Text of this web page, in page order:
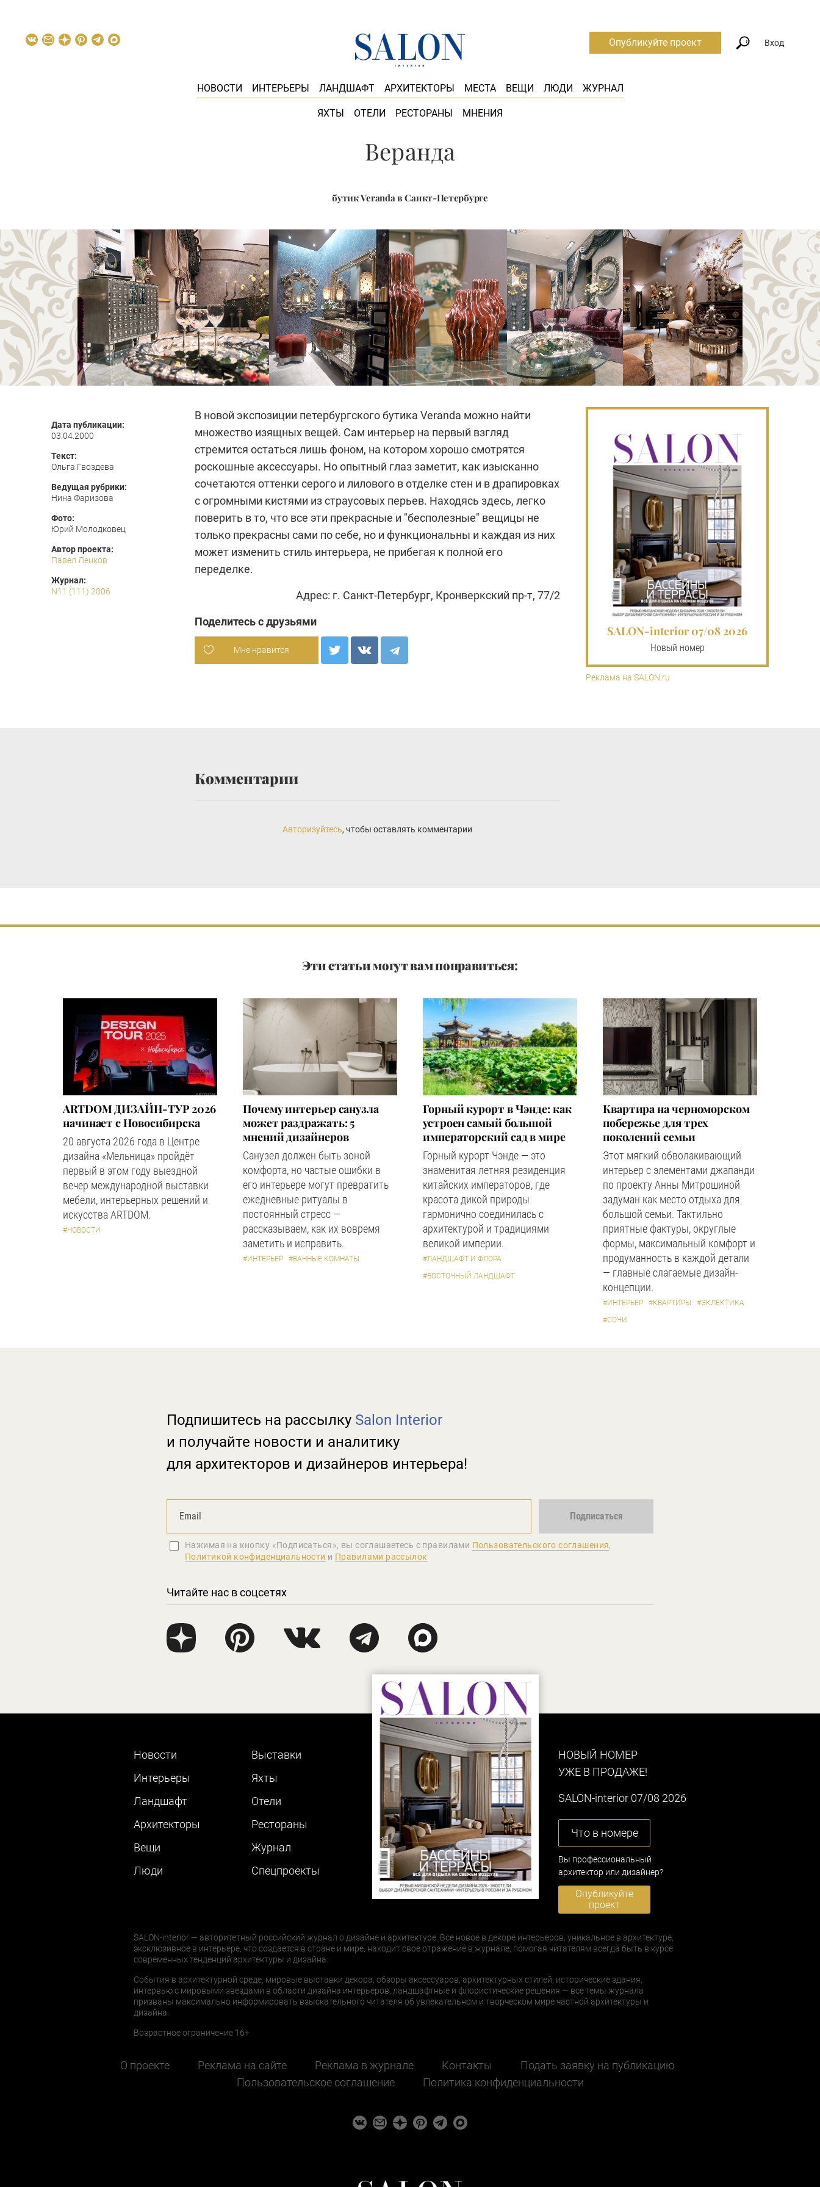
НОВОСТИ ИНТЕРЬЕРЫ ЛАНДШАФТ АРХИТЕКТОРЫ МЕСТА ВЕЩИ ЛЮДИ ЖУРНАЛ
ЯХТЫ ОТЕЛИ РЕСТОРАНЫ МНЕНИЯ
Опубликуйте проект Вход
Веранда
бутик Veranda в Санкт-Петербурге
Дата публикации:
03.04.2000
Текст:
Ольга Гвоздева
Ведущая рубрики:
Нина Фаризова
Фото:
Юрий Молодковец
Автор проекта:
Павел Ленков
Журнал:
N11 (111) 2006
В новой экспозиции петербургского бутика Veranda можно найти
множество изящных вещей. Сам интерьер на первый взгляд
стремится остаться лишь фоном, на котором хорошо смотрятся
роскошные аксессуары. Но опытный глаз заметит, как изысканно
сочетаются оттенки серого и лилового в отделке стен и в драпировках
с огромными кистями из страусовых перьев. Находясь здесь, легко
поверить в то, что все эти прекрасные и "бесполезные" вещицы не
только прекрасны сами по себе, но и функциональны и каждая из них
может изменить стиль интерьера, не прибегая к полной его
переделке.
Адрес: г. Санкт-Петербург, Кронверкский пр-т, 77/2
Поделитесь с друзьями
Мне нравится
SALON-interior 07/08 2026
Новый номер
Реклама на SALON.ru
Комментарии
Авторизуйтесь, чтобы оставлять комментарии
Эти статьи могут вам понравиться:
ARTDOM ДИЗАЙН-ТУР 2026
начинает с Новосибирска
20 августа 2026 года в Центре
дизайна «Мельница» пройдёт
первый в этом году выездной
вечер международной выставки
мебели, интерьерных решений и
искусства ARTDOM.
#НОВОСТИ
Почему интерьер санузла
может раздражать: 5
мнений дизайнеров
Санузел должен быть зоной
комфорта, но частые ошибки в
его интерьере могут превратить
ежедневные ритуалы в
постоянный стресс —
рассказываем, как их вовремя
заметить и исправить.
#ИНТЕРЬЕР #ВАННЫЕ КОМНАТЫ
Горный курорт в Чэнде: как
устроен самый большой
императорский сад в мире
Горный курорт Чэнде — это
знаменитая летняя резиденция
китайских императоров, где
красота дикой природы
гармонично соединилась с
архитектурой и традициями
великой империи.
#ЛАНДШАФТ И ФЛОРА
#ВОСТОЧНЫЙ ЛАНДШАФТ
Квартира на черноморском
побережье для трех
поколений семьи
Этот мягкий обволакивающий
интерьер с элементами джапанди
по проекту Анны Митрошиной
задуман как место отдыха для
большой семьи. Тактильно
приятные фактуры, округлые
формы, максимальный комфорт и
продуманность в каждой детали
— главные слагаемые дизайн-
концепции.
#ИНТЕРЬЕР #КВАРТИРЫ
#ЭКЛЕКТИКА
#СОЧИ
Подпишитесь на рассылку Salon Interior
и получайте новости и аналитику
для архитекторов и дизайнеров интерьера!
Подписаться
Нажимая на кнопку «Подписаться», вы соглашаетеcь с правилами Пользовательского соглашения,
Политикой конфиденциальности и Правилами рассылок
Читайте нас в соцсетях
Новости
Интерьеры
Ландшафт
Архитекторы
Вещи
Люди
Выставки
Яхты
Отели
Рестораны
Журнал
Cпецпроекты
НОВЫЙ НОМЕР
УЖЕ В ПРОДАЖЕ!
SALON-interior 07/08 2026
Что в номере
Вы профессиональный
архитектор или дизайнер?
Опубликуйте
проект
SALON-interior — авторитетный российский журнал о дизайне и архитектуре. Все новое в декоре интерьеров, уникальное в архитектуре,
эксклюзивное в интерьере, что создается в стране и мире, находит свое отражение в журнале, помогая читателям всегда быть в курсе
современных тенденций архитектуры и дизайна.
События в архитектурной среде, мировые выставки декора, обзоры аксессуаров, архитектурных стилей, исторические здания,
интервью с мировыми звездами в области дизайна интерьеров, ландшафтные и флористические решения — все темы журнала
призваны максимально информировать взыскательного читателя об увлекательном и творческом мире частной архитектуры и
дизайна.
Возрастное ограничение 16+
О проекте Реклама на сайте Реклама в журнале Контакты
Подать заявку на публикацию
Пользовательское соглашение
Политика конфиденциальности